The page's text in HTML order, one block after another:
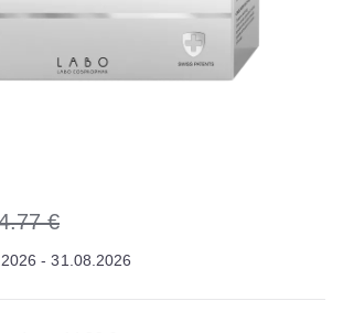
€
- 31.08.2026